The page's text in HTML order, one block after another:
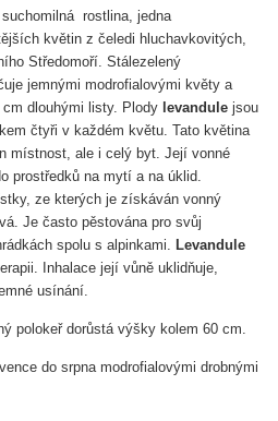
rostlina, jedna
květin z čeledi hluchavkovitých,
Středomoří. Stálezelený
jemnými modrofialovými květy a
dlouhými listy. Plody levandule jsou
čtyři v každém květu. Tato květina
místnost, ale i celý byt. Její vonné
prostředků na mytí a na úklid.
ze kterých je získáván vonný
Je často pěstována pro svůj
spolu s alpinkami. Levandule
Inhalace její vůně uklidňuje,
usínání.
polokeř dorůstá výšky kolem 60 cm.
do srpna modrofialovými drobnými